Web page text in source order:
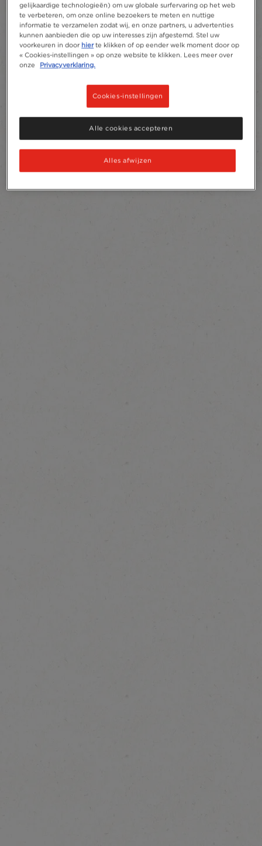
gelijkaardige technologieën) om uw globale surfervaring op het web
te verbeteren, om onze online bezoekers te meten en nuttige
informatie te verzamelen zodat wij, en onze partners, u advertenties
kunnen aanbieden die op uw interesses zijn afgestemd. Stel uw
voorkeuren in door hierte klikken of op eender welk moment door op
« Cookies-instellingen » op onze website te klikken. Lees meer over
onze
Privacyverklaring.
Cookies-instellingen
Alles afwijzen
Alle cookies accepteren